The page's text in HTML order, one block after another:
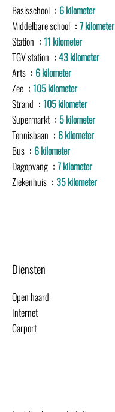
Basisschool
6 kilometer
Middelbare school
7 kilometer
Station
11 kilometer
TGV station
43 kilometer
Arts
6 kilometer
Zee
105 kilometer
Strand
105 kilometer
Supermarkt
5 kilometer
Tennisbaan
6 kilometer
Bus
6 kilometer
Dagopvang
7 kilometer
Ziekenhuis
35 kilometer
Diensten
Open haard
Internet
Carport